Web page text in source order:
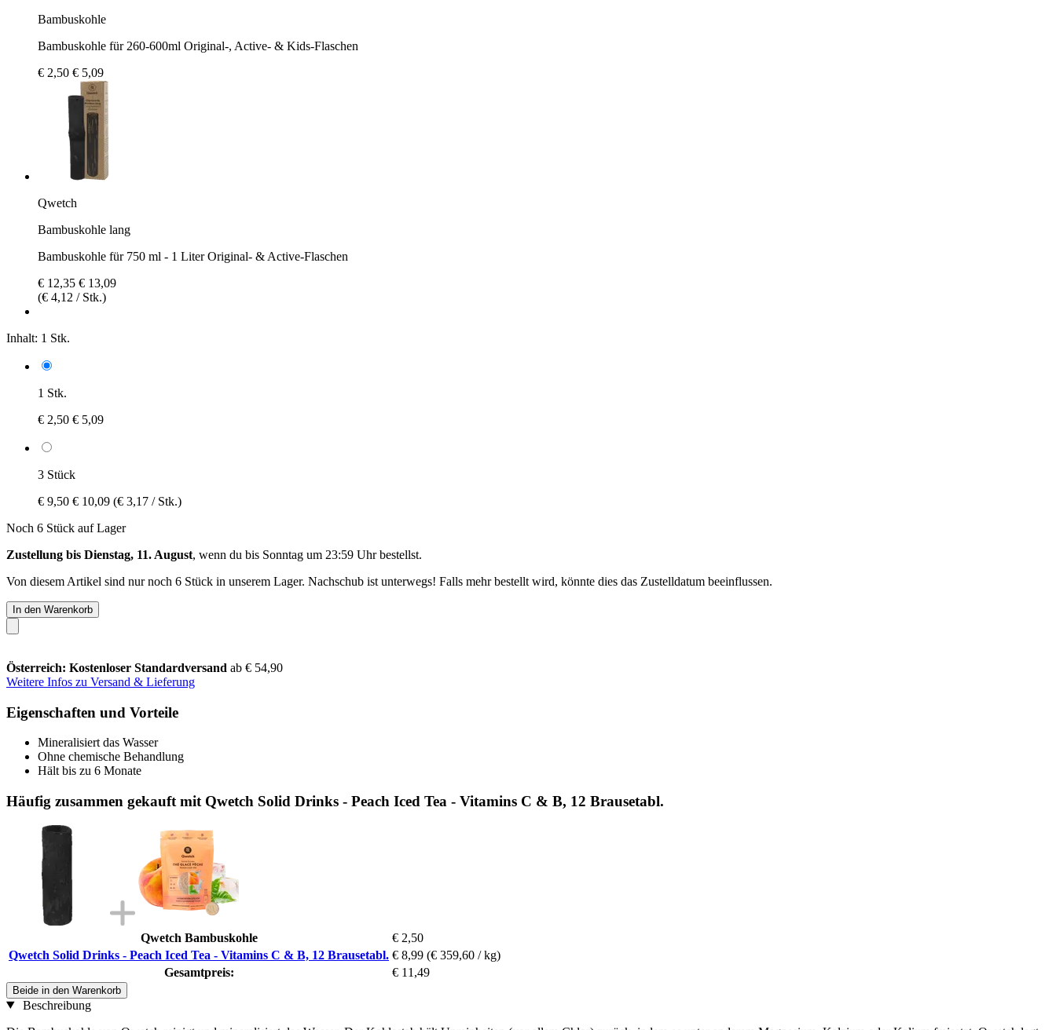
Bambuskohle
Bambuskohle für 260-600ml Original-, Active- & Kids-Flaschen
€ 2,50 € 5,09
Qwetch
Bambuskohle lang
Bambuskohle für 750 ml - 1 Liter Original- & Active-Flaschen
€ 12,35 € 13,09
(€ 4,12 / Stk.)
Inhalt: 1 Stk.
1 Stk.
€ 2,50 € 5,09
3 Stück
€ 9,50 € 10,09 (€ 3,17 / Stk.)
Noch 6 Stück auf Lager
Zustellung bis Dienstag, 11. August, wenn du bis Sonntag um 23:59 Uhrbestellst.
Von diesem Artikel sind nur noch 6 Stück in unserem Lager. Nachschub ist unterwegs! Falls mehr bestellt wird, könnte dies das Zustelldatum beeinflussen.
In den Warenkorb
Österreich: Kostenloser Standardversand ab € 54,90
Weitere Infos zu Versand & Lieferung
Eigenschaften und Vorteile
Mineralisiert das Wasser
Ohne chemische Behandlung
Hält bis zu 6 Monate
Häufig zusammen gekauft mit Qwetch Solid Drinks - Peach Iced Tea - Vitamins C & B, 12 Brausetabl.
Qwetch Bambuskohle
€ 2,50
Qwetch Solid Drinks - Peach Iced Tea - Vitamins C & B, 12 Brausetabl. € 8,99 (€ 359,60 / kg)
Gesamtpreis:
€ 11,49
Beide in den Warenkorb
Beschreibung